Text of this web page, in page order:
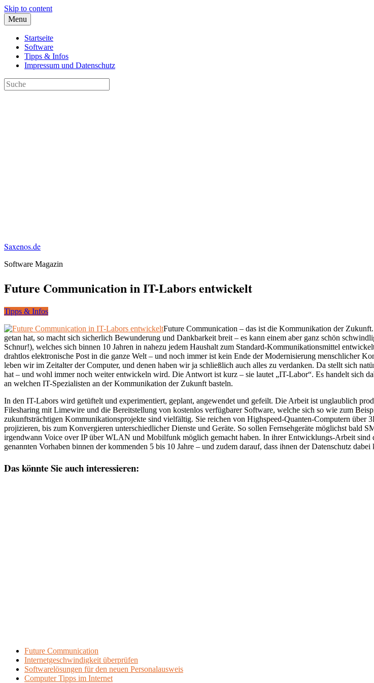
Skip to content
Menu
Startseite
Software
Tipps & Infos
Impressum und Datenschutz
Saxenos.de
Software Magazin
Future Communication in IT-Labors entwickelt
Tipps & Infos
Future Communication – das ist die Kommunikation der
getan hat, so macht sich sicherlich Bewunderung und Dankbarkeit breit – es kann einem aber ganz schön
Schnur!), welches sich binnen 10 Jahren in nahezu jedem Haushalt zum Standard-Kommunikationsmittel
drahtlos elektronische Post in die ganze Welt – und noch immer ist kein Ende der Modernisierung menschlicher
leben wir im Zeitalter der Computer, und denen haben wir ja schließlich auch alles zu verdanken. Da stellt sich
hat – und wohl immer noch weiter entwickeln wird. Die Antwort ist kurz – sie lautet „IT-Labor“. Es handelt sich
an welchen IT-Spezialisten an der Kommunikation der Zukunft basteln.
In den IT-Labors wird getüftelt und experimentiert, geplant, angewendet und gefeilt. Die Arbeit ist unglaublich
Filesharing mit Limewire und die Bereitstellung von kostenlos verfügbarer Software, welche sich so wie zum
zukunftsträchtigen Kommunikationsprojekte sind vielfältig. Sie reichen von Highspeed-Quanten-Computern
projizieren, bis zum Konvergieren unterschiedlicher Dienste und Geräte. So sollen Fernsehgeräte möglichst bald
irgendwann Voice over IP über WLAN und Mobilfunk möglich gemacht haben. In ihrer Entwicklungs-Arbeit
genannten Vorhaben binnen der kommenden 5 bis 10 Jahre – und zudem darauf, dass ihnen der Datenschutz
Das könnte Sie auch interessieren:
Future Communication
Internetgeschwindigkeit überprüfen
Softwarelösungen für den neuen Personalausweis
Computer Tipps im Internet